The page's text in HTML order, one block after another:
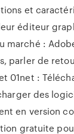
et
éditeur
marché :
parler de
01net :
des
en version
gratuite